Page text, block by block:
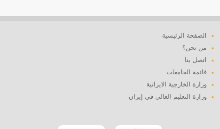
الصفحة الرئيسية
من نحن؟
اتصل بنا
قائمة الجامعات
وزارة الخارجية الايرانية
وزارة التعليم العالي في إيران